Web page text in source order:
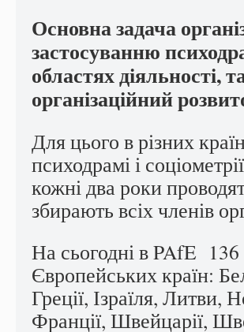
Основна задача
застосуванню
областях діяльності,
організаційний
Для цього в різних
психодрамі і
кожні два роки
збирають всіх членів
На сьогодні в PAfE
Європейських країн:
Греції, Ізраїля, Литви,
Франції, Швейцарії,